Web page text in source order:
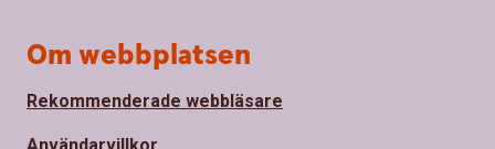
Om webbplatsen
Rekommenderade webbläsare